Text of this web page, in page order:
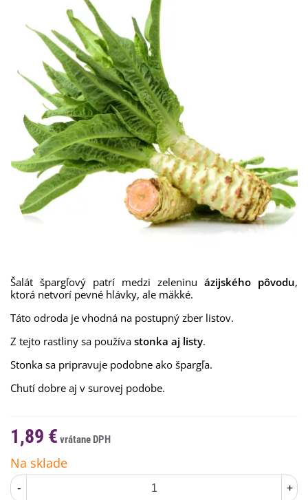
Šalát špargľový patrí medzi zeleninu ázijského pôvodu,
ktorá netvorí pevné hlávky, ale mäkké.
Táto odroda je vhodná na postupný zber listov.
Z tejto rastliny sa používa stonka aj listy.
Stonka sa pripravuje podobne ako špargľa.
Chutí dobre aj v surovej podobe.
1,89 €
Na sklade
- +